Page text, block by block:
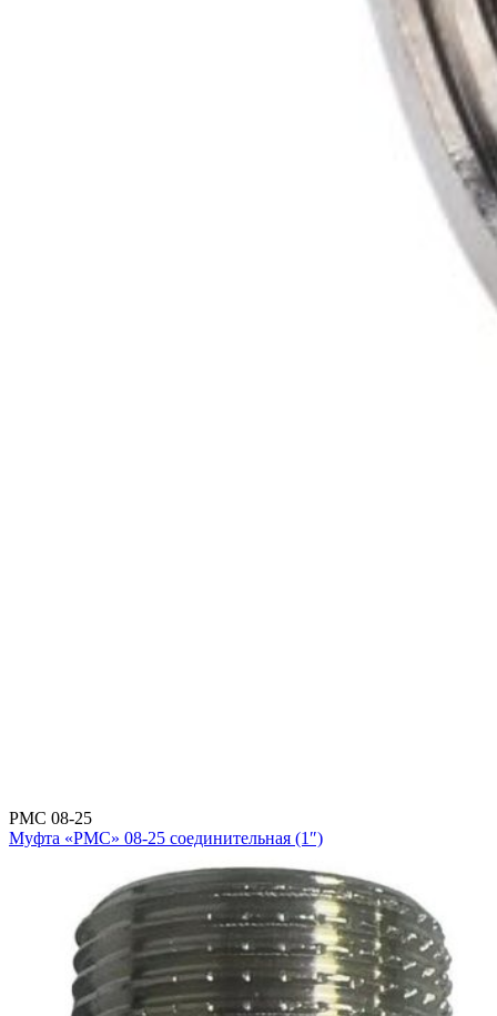
РМС 08-25
Муфта «РМС» 08-25 соединительная (1″)